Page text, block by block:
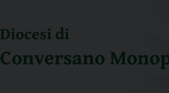
Diocesi di
Conversano